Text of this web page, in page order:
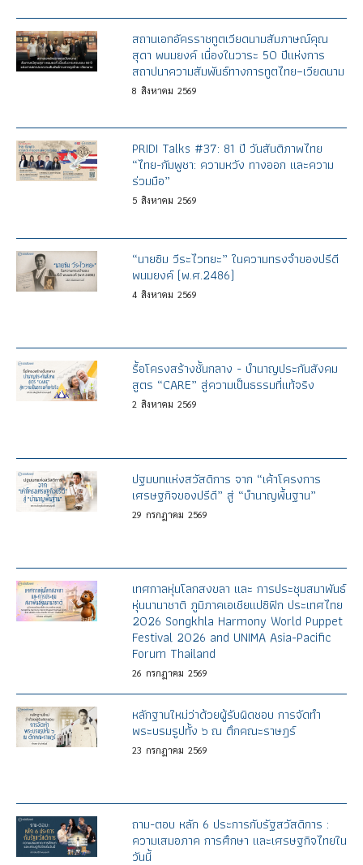
สถานเอกอัครราชทูตเวียดนามสัมภาษณ์คุณ
สุดา พนมยงค์ เนื่องในวาระ 50 ปีแห่งการ
สถาปนาความสัมพันธ์ทางการทูตไทย–เวียดนาม
8 สิงหาคม 2569
PRIDI Talks #37: 81 ปี วันสันติภาพไทย
“ไทย-กัมพูชา: ความหวัง ทางออก และความ
ร่วมมือ”
5 สิงหาคม 2569
“นายซิม วีระไวทยะ” ในความทรงจำของปรีดี
พนมยงค์ (พ.ศ.2486)
4 สิงหาคม 2569
รื้อโครงสร้างชั้นกลาง - บำนาญประกันสังคม
สูตร “CARE” สู่ความเป็นธรรมที่แท้จริง
2 สิงหาคม 2569
ปฐมบทแห่งสวัสดิการ จาก “เค้าโครงการ
เศรษฐกิจของปรีดี” สู่ “บำนาญพื้นฐาน”
29 กรกฎาคม 2569
เทศกาลหุ่นโลกสงขลา และ การประชุมสมาพันธ์
หุ่นนานาชาติ ภูมิภาคเอเชียแปซิฟิก ประเทศไทย
2026 Songkhla Harmony World Puppet
Festival 2026 and UNIMA Asia-Pacific
Forum Thailand
26 กรกฎาคม 2569
หลักฐานใหม่ว่าด้วยผู้รับผิดชอบ การจัดทำ
พระบรมรูปทั้ง ๖ ณ ตึกคณะราษฎร์
23 กรกฎาคม 2569
ถาม-ตอบ หลัก 6 ประการกับรัฐสวัสดิการ :
ความเสมอภาค การศึกษา และเศรษฐกิจไทยใน
วันนี้